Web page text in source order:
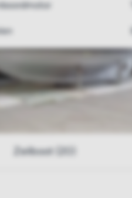
Zeilboot (20)